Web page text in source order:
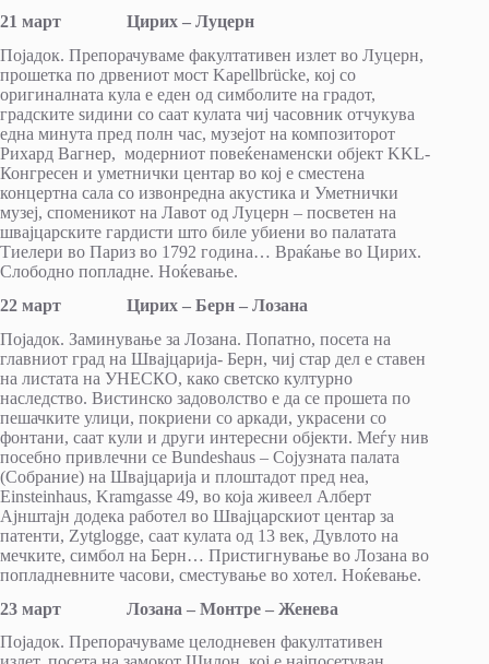
21 март Цирих – Луцерн
Појадок. Препорачуваме факултативен излет во Луцерн,
прошетка по дрвениот мост Kapellbrücke, кој со
оригиналната кула е еден од симболите на градот,
градските ѕидини со саат кулата чиј часовник отчукува
една минута пред полн час, музејот на композиторот
Рихард Вагнер, модерниот повеќенаменски објект KKL-
Конгресен и уметнички центар во кој е сместена
концертна сала со извонредна акустика и Уметнички
музеј, споменикот на Лавот од Луцерн – посветен на
швајцарските гардисти што биле убиени во палатата
Тиелери во Париз во 1792 година… Враќање во Цирих.
Слободно попладне. Ноќевање.
22 март Цирих – Берн – Лозана
Појадок. Заминување за Лозана. Попатно, посета на
главниот град на Швајцарија- Берн, чиј стар дел е ставен
на листата на УНЕСКО, како светско културно
наследство. Вистинско задоволство е да се прошета по
пешачките улици, покриени со аркади, украсени со
фонтани, саат кули и други интересни објекти. Меѓу нив
посебно привлечни се Bundeshaus – Сојузната палата
(Собрание) на Швајцарија и плоштадот пред неа,
Einsteinhaus, Kramgasse 49, во која живеел Алберт
Ајнштајн додека работел во Швајцарскиот центар за
патенти, Zytglogge, саат кулата од 13 век, Дувлото на
мечките, симбол на Берн… Пристигнување во Лозана во
попладневните часови, сместување во хотел. Ноќевање.
23 март Лозана – Монтре – Женева
Појадок. Препорачуваме целодневен факултативен